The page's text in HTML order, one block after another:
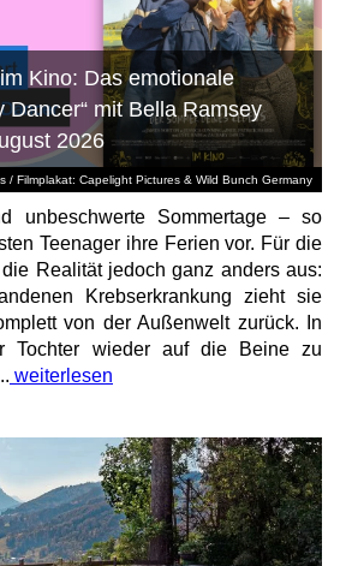
/ Filmplakat: Capelight Pictures & Wild Bunch Germany
Kino: Das emotionale
Dancer“ mit Bella Ramsey
2026
unbeschwerte Sommertage – so
Teenager ihre Ferien vor. Für die
Realität jedoch ganz anders aus:
Krebserkrankung zieht sie
von der Außenwelt zurück. In
Tochter wieder auf die Beine zu
weiterlesen